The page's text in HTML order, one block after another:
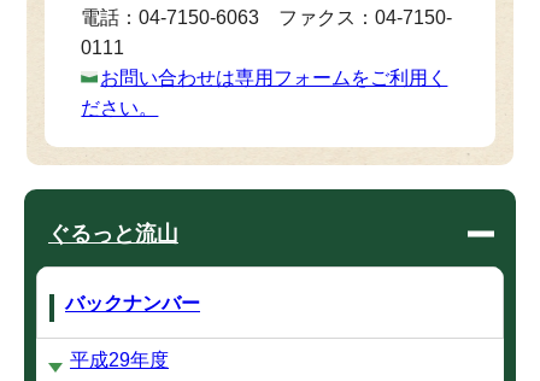
電話：04-7150-6063 ファクス：04-7150-
0111
お問い合わせは専用フォームをご利用く
ださい。
ぐるっと流山
バックナンバー
平成29年度